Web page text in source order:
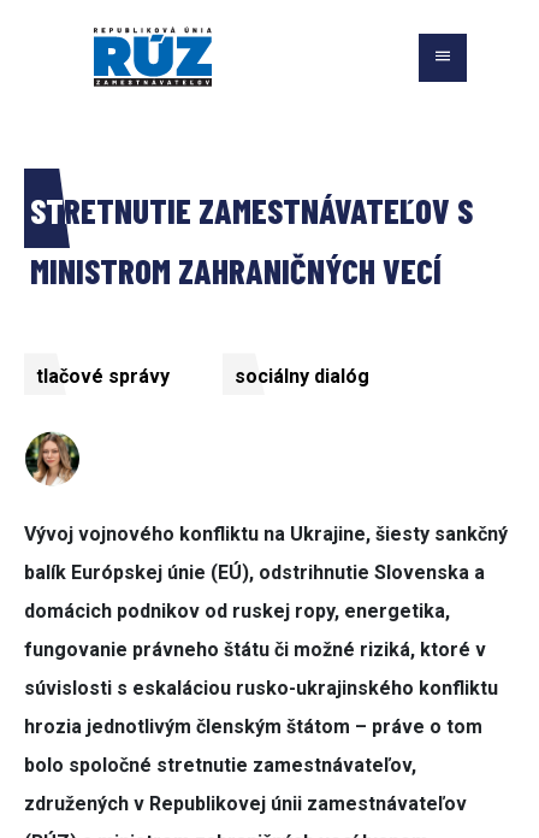
STRETNUTIE ZAMESTNÁVATEĽOV S
MINISTROM ZAHRANIČNÝCH VECÍ
tlačové správy sociálny dialóg
Vývoj vojnového konfliktu na Ukrajine, šiesty sankčný
balík Európskej únie (EÚ), odstrihnutie Slovenska a
domácich podnikov od ruskej ropy, energetika,
fungovanie právneho štátu či možné riziká, ktoré v
súvislosti s eskaláciou rusko-ukrajinského konfliktu
hrozia jednotlivým členským štátom – práve o tom
bolo spoločné stretnutie zamestnávateľov,
združených v Republikovej únii zamestnávateľov